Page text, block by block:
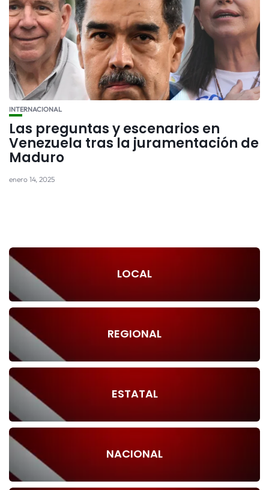
INTERNACIONAL
Las preguntas y escenarios en
Venezuela tras la juramentación de
Maduro
enero 14, 2025
LOCAL
REGIONAL
ESTATAL
NACIONAL